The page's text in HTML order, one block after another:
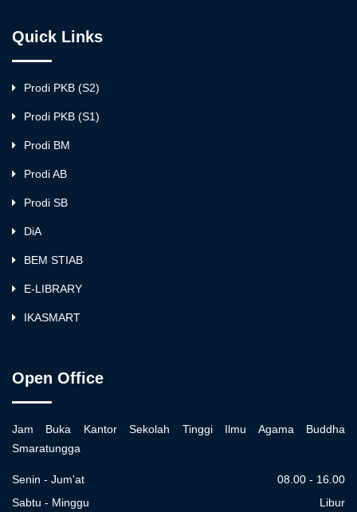
Quick Links
Prodi PKB (S2)
Prodi PKB (S1)
Prodi BM
Prodi AB
Prodi SB
DiA
BEM STIAB
E-LIBRARY
IKASMART
Open Office
Jam Buka Kantor Sekolah Tinggi Ilmu Agama Buddha
Smaratungga
Senin - Jum'at
08.00 - 16.00
Sabtu - Minggu
Libur